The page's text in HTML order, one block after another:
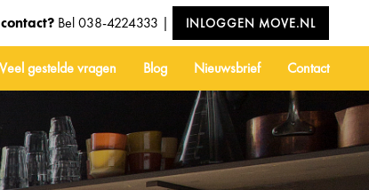
Bel038-4224333 | INLOGGEN MOVE.NL
Veel gestelde vragen Blog Nieuwsbrief Contact